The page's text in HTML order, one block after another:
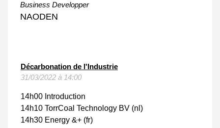
Business Developper
NAODEN
Décarbonation de l'Industrie
31/03/2022 à 14:00
14h00 Introduction
14h10 TorrCoal Technology BV (nl)
14h30 Energy &+ (fr)